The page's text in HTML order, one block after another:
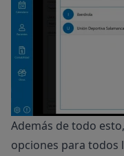
Además de todo
opciones para todos